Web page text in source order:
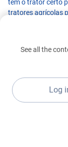
tem o trator certo
tratores agrícolas
See all the
Log